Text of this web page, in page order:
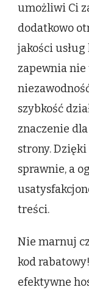
umożliwi Ci
dodatkowo
jakości
zapewnia
szybkość
znaczenie
strony.
sprawnie, a
treści.
Nie marnuj
kod
efektywne